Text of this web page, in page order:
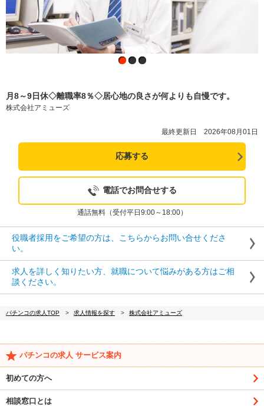
月8～9日休◇離職率8％◇居心地の良さが何よりも自慢です。
株式会社アミューズ
最終更新日 2026年08月01日
応募する
電話でお問合せする
通話無料（受付平日9:00～18:00）
役職者採用をご希望の方は、こちらからお問い合せくださ
い。
求人を詳しく知りたい方、就職について悩みがある方はご相
談ください。
パチンコの求人TOP 求人情報を探す 株式会社アミューズ
パチンコの求人 サービス案内
初めての方へ
相談窓口とは